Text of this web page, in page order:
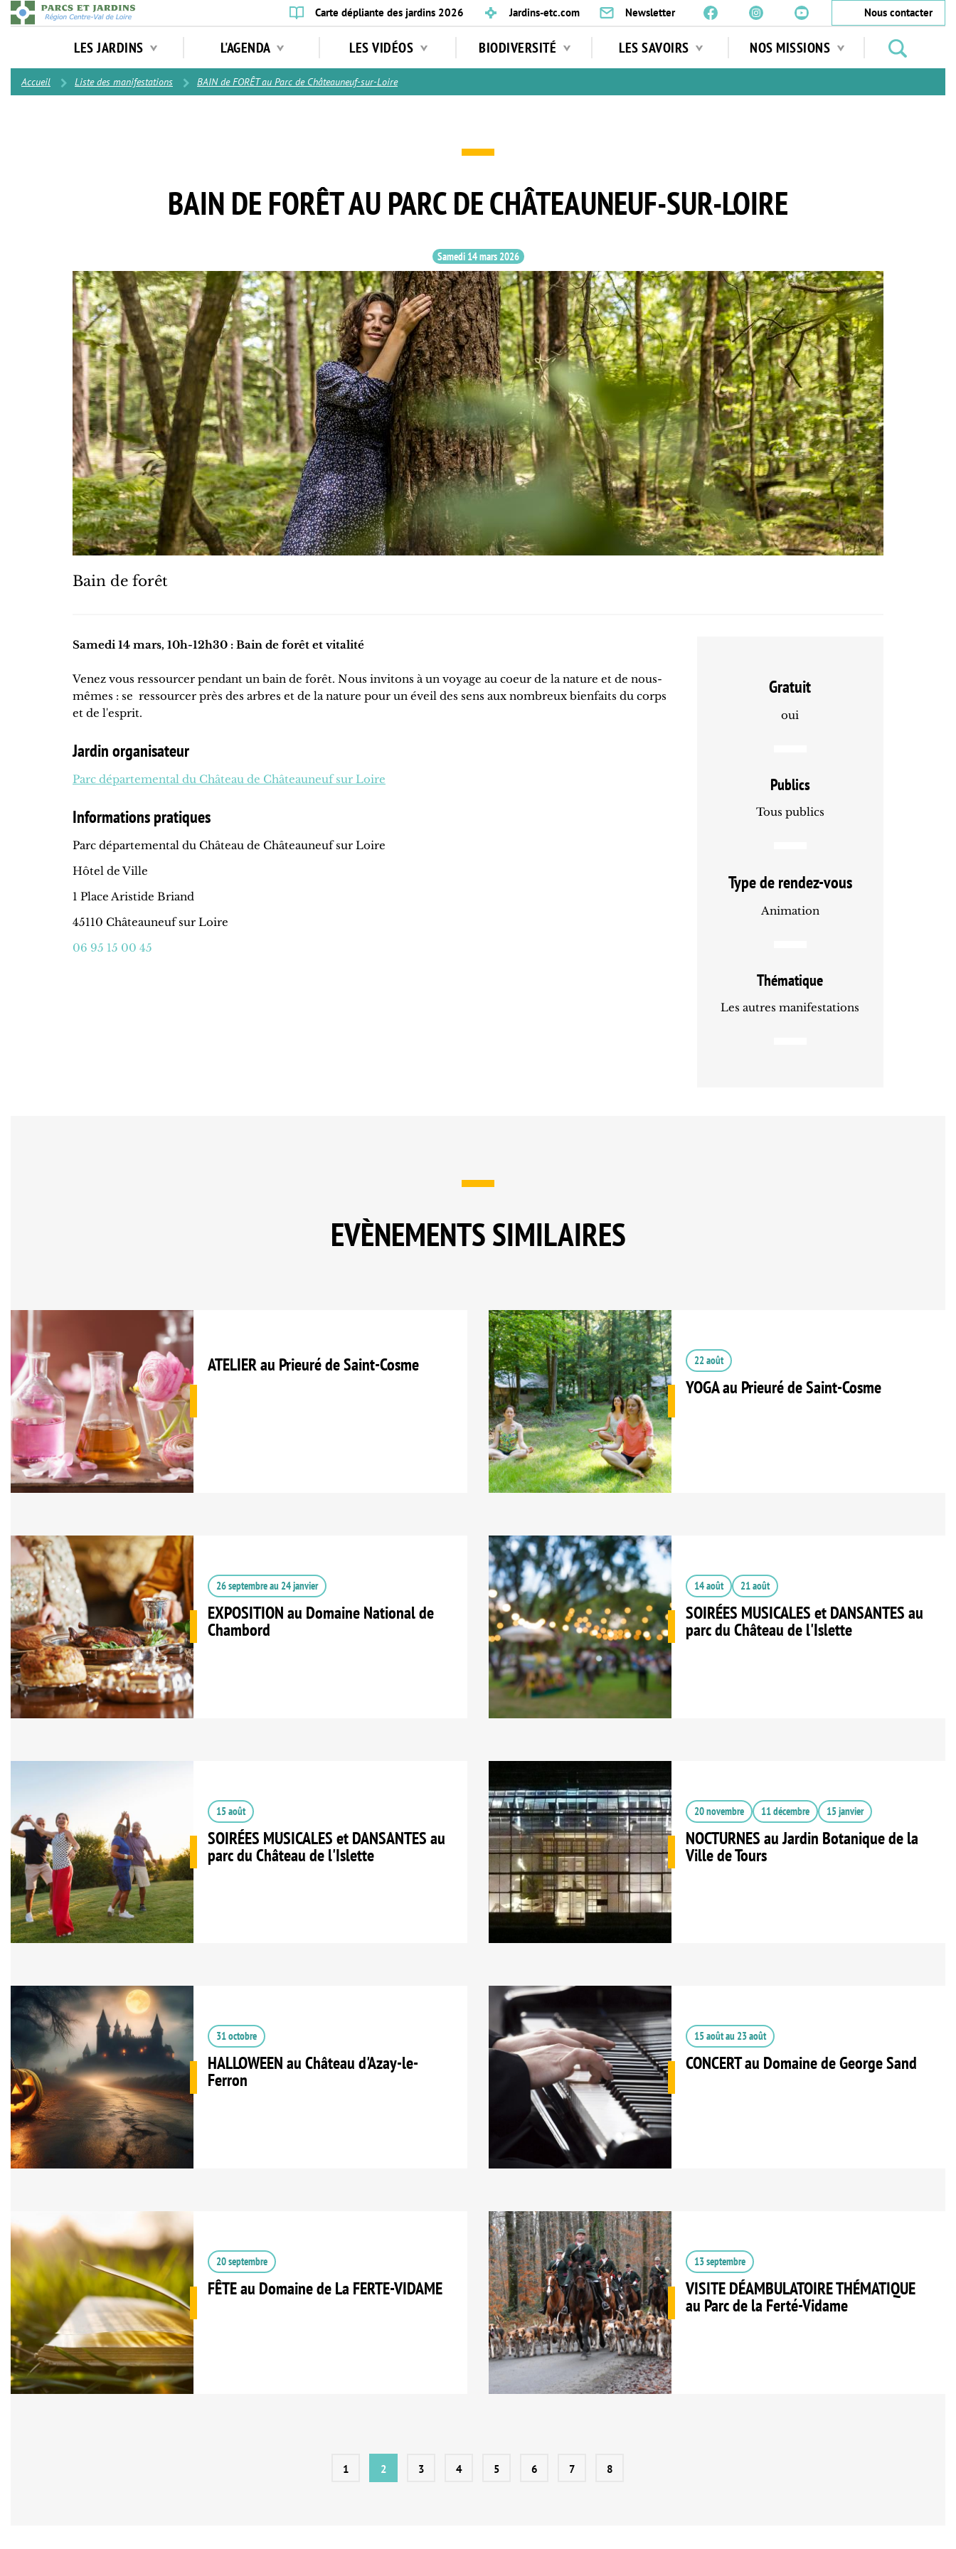
Aller
au
Carte dépliante des jardins 2026 Jardins-etc.com Newsletter
Nous contacter
principale
LES JARDINS L'AGENDA LES VIDÉOS BIODIVERSITÉ LES SAVOIRS NOS MISSIONS
jardins
Contenu
Accueil Liste des manifestations BAIN de FORÊT au Parc de Châteauneuf-sur-Loire
BAIN DE FORÊT AU PARC DE CHÂTEAUNEUF-SUR-LOIRE
Samedi 14 mars 2026
Bain de forêt
Samedi 14 mars, 10h-12h30 : Bain de forêt et vitalité
Venez vous ressourcer pendant un bain de forêt. Nous invitons à un voyage au coeur de la nature et de nous-
mêmes : se ressourcer près des arbres et de la nature pour un éveil des sens aux nombreux bienfaits du corps
et de l'esprit.
Jardin organisateur
Parc départemental du Château de Châteauneuf sur Loire
Informations pratiques
Parc départemental du Château de Châteauneuf sur Loire
Hôtel de Ville
1 Place Aristide Briand
45110 Châteauneuf sur Loire
06 95 15 00 45
Gratuit
oui
Publics
Tous publics
Type de rendez-vous
Animation
Thématique
Les autres manifestations
EVÈNEMENTS SIMILAIRES
ATELIER au Prieuré de Saint-Cosme 22 août
YOGA au Prieuré de Saint-Cosme
26 septembreau 24 janvier
EXPOSITION au Domaine National de
Chambord
14 août 21 août
SOIRÉES MUSICALES et DANSANTES au
parc du Château de l'Islette
15 août
SOIRÉES MUSICALES et DANSANTES au
parc du Château de l'Islette
20 novembre 11 décembre 15 janvier
NOCTURNES au Jardin Botanique de la
Ville de Tours
31 octobre
HALLOWEEN au Château d'Azay-le-
Ferron
15 aoûtau 23 août
CONCERT au Domaine de George Sand
20 septembre
FÊTE au Domaine de La FERTE-VIDAME
13 septembre
VISITE DÉAMBULATOIRE THÉMATIQUE
au Parc de la Ferté-Vidame
1 2 3 4 5 6 7 8